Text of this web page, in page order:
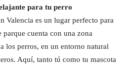
para tu perro
Valencia es un lugar perfecto para
parque cuenta con una zona
los perros, en un entorno natural
Aquí, tanto tú como tu mascota